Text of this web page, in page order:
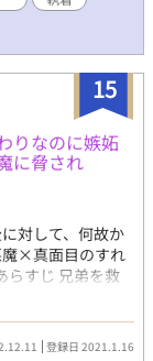
消します。 誤字
ント修正するか
コメントはお控え
15
りなのに嫉妬
に脅され
対して、何故か
魔×真面目のすれ
すじ 兄弟を救
している間に逃
ナンパされてし
、女遊びが酷く
登録日 2021.1.16